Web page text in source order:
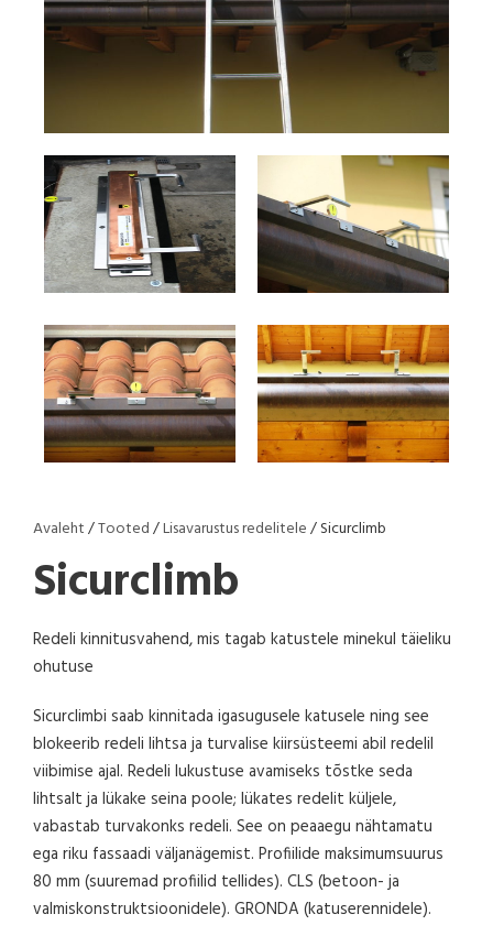
Avaleht/Tooted/Lisavarustus redelitele/ Sicurclimb
Sicurclimb
Redeli kinnitusvahend, mis tagab katustele minekul täieliku
ohutuse
Sicurclimbi saab kinnitada igasugusele katusele ning see
blokeerib redeli lihtsa ja turvalise kiirsüsteemi abil redelil
viibimise ajal. Redeli lukustuse avamiseks tõstke seda
lihtsalt ja lükake seina poole; lükates redelit küljele,
vabastab turvakonks redeli. See on peaaegu nähtamatu
ega riku fassaadi väljanägemist. Profiilide maksimumsuurus
80 mm (suuremad profiilid tellides). CLS (betoon- ja
valmiskonstruktsioonidele). GRONDA (katuserennidele).